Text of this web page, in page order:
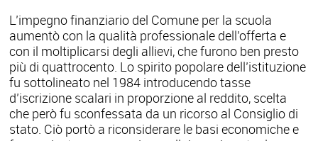
L’impegno finanziario del Comune per la scuola
aumentò con la qualità professionale dell’offerta e
con il moltiplicarsi degli allievi, che furono ben presto
più di quattrocento. Lo spirito popolare dell’istituzione
fu sottolineato nel 1984 introducendo tasse
d’iscrizione scalari in proporzione al reddito, scelta
che però fu sconfessata da un ricorso al Consiglio di
stato. Ciò portò a riconsiderare le basi economiche e